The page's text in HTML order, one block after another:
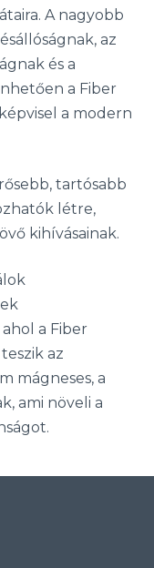
A nagyobb
az
és a
a Fiber
a modern
tartósabb
létre,
kihívásainak.
a Fiber
az
mágneses, a
ami növeli a